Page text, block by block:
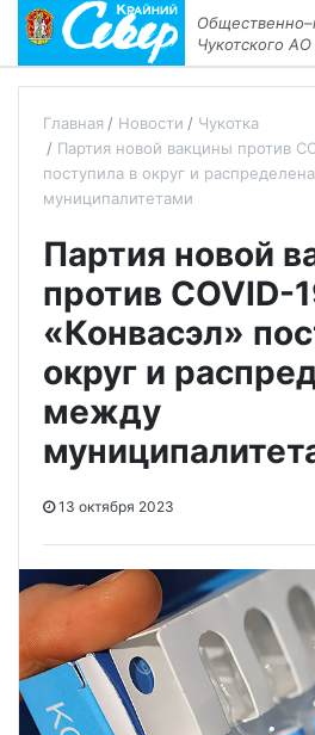
Чукотского АО
Главная Новости
Чукотка
Партия новой вакцины против
поступила в округ и
муниципалитетами
Партия новой
против COVID-
«Конвасэл»
округ и
между
13 октября 2023